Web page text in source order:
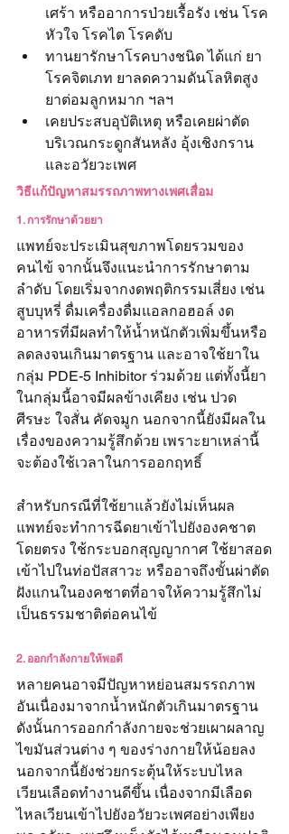
เศร้า หรืออาการป่วยเรื้อรัง เช่น โรค
หัวใจ โรคไต โรคดับ
ทานยารักษาโรคบางชนิด ได้แก่ ยา
โรคจิตเภท ยาลดความดันโลหิตสูง
ยาต่อมลูกหมาก ฯลฯ
เคยประสบอุบัติเหตุ หรือเคยผ่าตัด
บริเวณกระดูกสันหลัง อุ้งเชิงกราน
และอวัยวะเพศ
วิธีแก้ปัญหาสมรรถภาพทางเพศเสื่อม
1. การรักษาด้วยยา
แพทย์จะประเมินสุขภาพโดยรวมของ
คนไข้ จากนั้นจึงแนะนำการรักษาตาม
ลำดับ โดยเริ่มจากงดพฤติกรรมเสี่ยง เช่น
สูบบุหรี่ ดื่มเครื่องดื่มแอลกอฮอล์ งด
อาหารที่มีผลทำให้น้ำหนักตัวเพิ่มขึ้นหรือ
ลดลงจนเกินมาตรฐาน และอาจใช้ยาใน
กลุ่ม PDE-5 Inhibitor ร่วมด้วย แต่ทั้งนี้ยา
ในกลุ่มนี้อาจมีผลข้างเคียง เช่น ปวด
ศีรษะ ใจสั่น คัดจมูก นอกจากนี้ยังมีผลใน
เรื่องของความรู้สึกด้วย เพราะยาเหล่านี้
จะต้องใช้เวลาในการออกฤทธิ์
สำหรับกรณีที่ใช้ยาแล้วยังไม่เห็นผล
แพทย์จะทำการฉีดยาเข้าไปยังองคชาต
โดยตรง ใช้กระบอกสุญญากาศ ใช้ยาสอด
เข้าไปในท่อปัสสาวะ หรืออาจถึงขั้นผ่าตัด
ฝังแกนในองคชาตที่อาจให้ความรู้สึกไม่
เป็นธรรมชาติต่อคนไข้
2. ออกกำลังกายให้พอดี
หลายคนอาจมีปัญหาหย่อนสมรรถภาพ
อันเนื่องมาจากน้ำหนักตัวเกินมาตรฐาน
ดังนั้นการออกกำลังกายจะช่วยเผาผลาญ
ไขมันส่วนต่าง ๆ ของร่างกายให้น้อยลง
นอกจากนี้ยังช่วยกระตุ้นให้ระบบไหล
เวียนเลือดทำงานดีขึ้น เนื่องจากมีเลือด
ไหลเวียนเข้าไปยังอวัยวะเพศอย่างเพียง